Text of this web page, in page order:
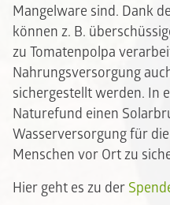
Mangelware sind. Dank
können z. B.
zu Tomatenpolpa
Nahrungsversorgung
sichergestellt werden. In
Naturefund einen
Wasserversorgung für
Menschen vor Ort zu
Hier geht es zu der